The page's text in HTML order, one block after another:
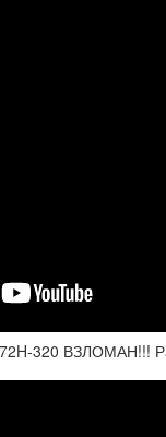
320 ВЗЛОМАН!!!